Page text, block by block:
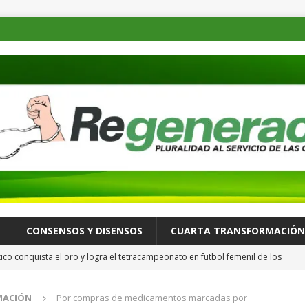
CONSENSOS Y DISENSOS CUARTA TRANSFORMACIÓN
conquista el oro y logra el tetracampeonato en futbol femenil de los
de las familias mexicanas mejora; hay bienestar: presidenta
Por compras de medicamentos marcadas por